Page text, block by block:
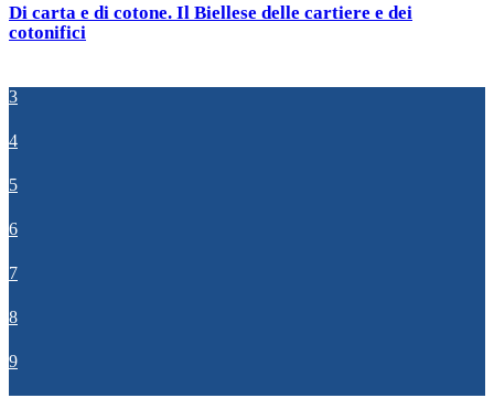
Di carta e di cotone. Il Biellese delle cartiere e dei
cotonifici
3
4
5
6
7
8
9